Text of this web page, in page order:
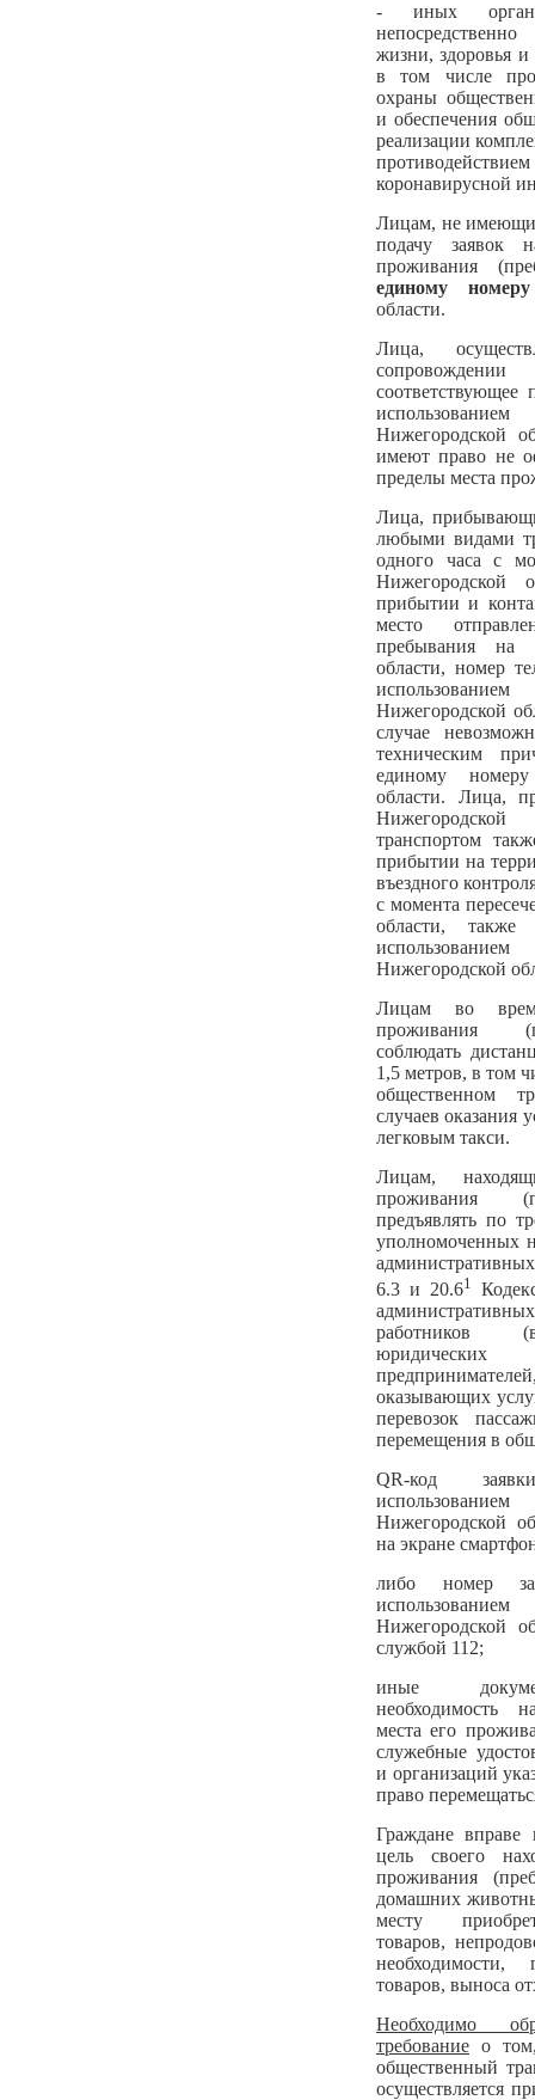
- иных
жизни, здоровья
в том числе
охраны
и обеспечения
реализации
коронавирусной
Лицам, не
подачу заявок
проживания
единому
области.
Лица,
соответствующее
Нижегородской
имеют право не
пределы места
Лица,
любыми видами
одного часа с
Нижегородской
прибытии и
место
пребывания на
области, номер
Нижегородской
случае
техническим
единому
области. Лица,
транспортом
прибытии на
въездного
с момента
области,
Нижегородской
Лицам во
проживания
соблюдать
1,5 метров, в том
общественном
случаев оказания
легковым такси.
Лицам,
проживания
предъявлять по
уполномоченных
6.3 и 20.61
работников
юридических
оказывающих
перевозок
перемещения в
QR-код
Нижегородской
на экране
либо номер
Нижегородской
службой 112;
иные
необходимость
места его
служебные
и организаций
право
Граждане вправе
цель своего
проживания
домашних
месту
товаров,
необходимости,
товаров, выноса
Необходимо
требование о
общественный
осуществляется